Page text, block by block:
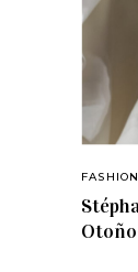
FASHION